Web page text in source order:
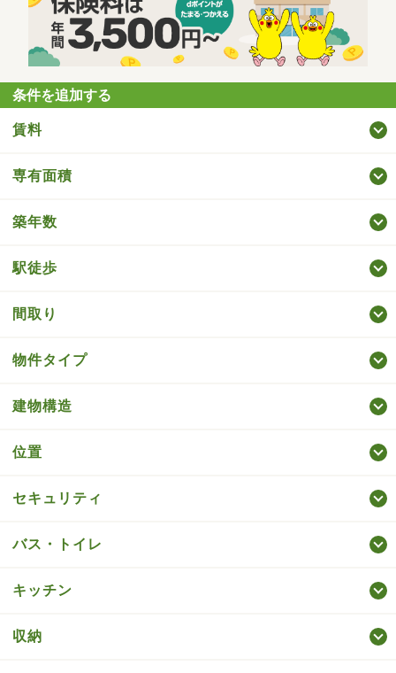
条件を追加する
賃料
専有面積
築年数
駅徒歩
間取り
物件タイプ
建物構造
位置
セキュリティ
バス・トイレ
キッチン
収納